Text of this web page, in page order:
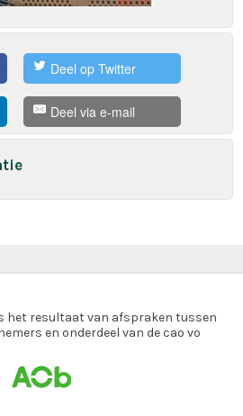
Deel op Twitter
Deel via e-mail
het resultaat van afspraken tussen
en onderdeel van de cao vo